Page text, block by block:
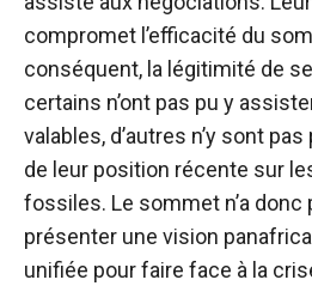
compromet l’efficacité du
conséquent, la légitimité de
certains n’ont pas pu y
valables, d’autres n’y sont
de leur position récente sur
fossiles. Le sommet n’a donc
présenter une vision
unifiée pour faire face à la